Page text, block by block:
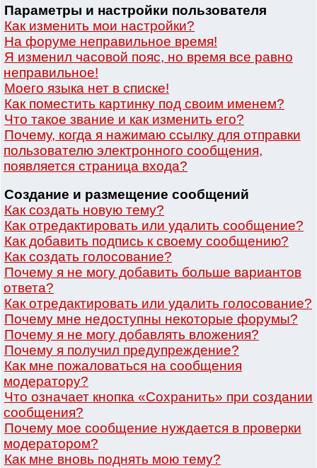
Параметры и настройки пользователя
Как изменить мои настройки?
На форуме неправильное время!
Я изменил часовой пояс, но время все равно
неправильное!
Моего языка нет в списке!
Как поместить картинку под своим именем?
Что такое звание и как изменить его?
Почему, когда я нажимаю ссылку для отправки
пользователю электронного сообщения,
появляется страница входа?
Создание и размещение сообщений
Как создать новую тему?
Как отредактировать или удалить сообщение?
Как добавить подпись к своему сообщению?
Как создать голосование?
Почему я не могу добавить больше вариантов
ответа?
Как отредактировать или удалить голосование?
Почему мне недоступны некоторые форумы?
Почему я не могу добавлять вложения?
Почему я получил предупреждение?
Как мне пожаловаться на сообщения
модератору?
Что означает кнопка «Сохранить» при создании
сообщения?
Почему мое сообщение нуждается в проверки
модератором?
Как мне вновь поднять мою тему?